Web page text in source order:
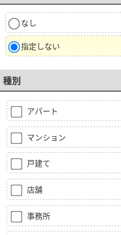
なし
指定しない
種別
アパート
マンション
戸建て
店舗
事務所